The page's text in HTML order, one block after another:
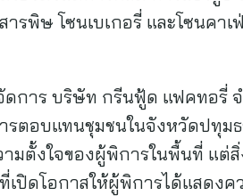
รพิษ โซนเบเกอรี่ และโซนคา
าร บริษัท กรีนฟู้ด แฟคทอรี่ จ
รตอบแทนชุมชนในจังหวัดปทุ
มตั้งใจของผู้พิการในพื้นที่ แต่
ดโอกาสให้ผู้พิการได้แสดงค